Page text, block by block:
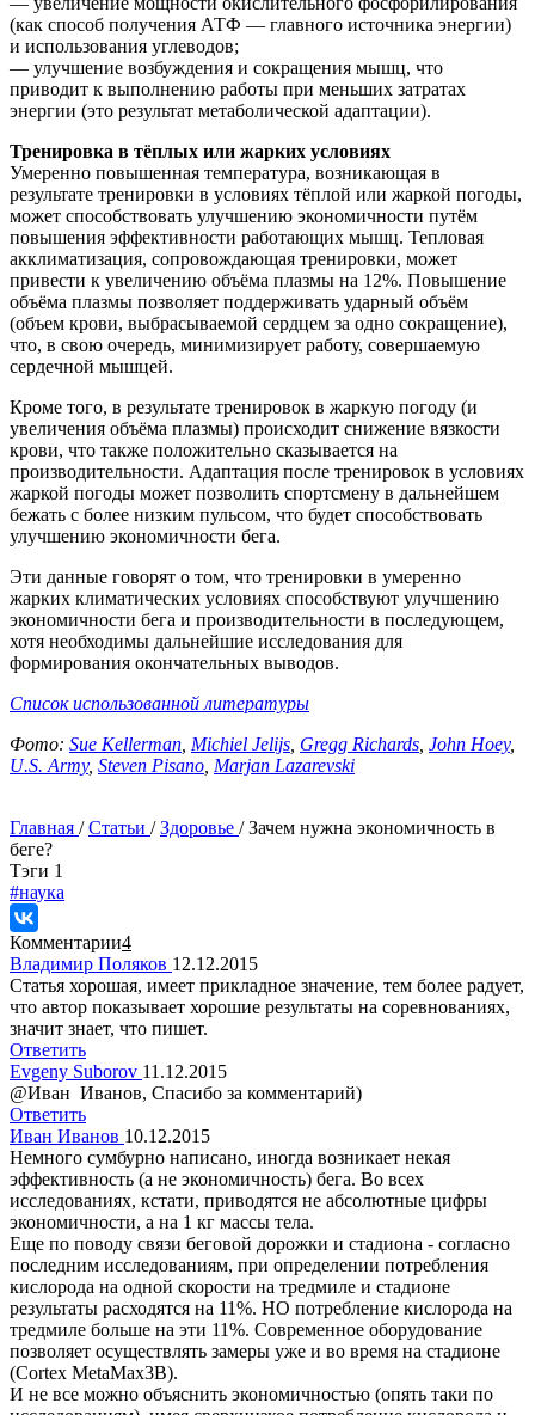
(как способ получения АТФ — главного источника энергии)
и использования углеводов;
— улучшение возбуждения и сокращения мышц, что
приводит к выполнению работы при меньших затратах
энергии (это результат метаболической адаптации).
Тренировка в тёплых или жарких условиях
Умеренно повышенная температура, возникающая в
результате тренировки в условиях тёплой или жаркой погоды,
может способствовать улучшению экономичности путём
повышения эффективности работающих мышц. Тепловая
акклиматизация, сопровождающая тренировки, может
привести к увеличению объёма плазмы на 12%. Повышение
объёма плазмы позволяет поддерживать ударный объём
(объем крови, выбрасываемой сердцем за одно сокращение),
что, в свою очередь, минимизирует работу, совершаемую
сердечной мышцей.
Кроме того, в результате тренировок в жаркую погоду (и
увеличения объёма плазмы) происходит снижение вязкости
крови, что также положительно сказывается на
производительности. Адаптация после тренировок в условиях
жаркой погоды может позволить спортсмену в дальнейшем
бежать с более низким пульсом, что будет способствовать
улучшению экономичности бега.
Эти данные говорят о том, что тренировки в умеренно
жарких климатических условиях способствуют улучшению
экономичности бега и производительности в последующем,
хотя необходимы дальнейшие исследования для
формирования окончательных выводов.
Список использованной литературы
Фото: Sue Kellerman Michiel Jelijs Gregg Richards John Hoey,
U.S. Army, Steven Pisano Marjan Lazarevski
Главная /Статьи /Здоровье /Зачем нужна экономичность в
беге?
Tэги 1
#наука
Комментарии4
Владимир Поляков 12.12.2015
Статья хорошая, имеет прикладное значение, тем более радует,
что автор показывает хорошие результаты на соревнованиях,
значит знает, что пишет.
Ответить
Evgeny Suborov 11.12.2015
@Иван Иванов, Спасибо за комментарий)
Ответить
Иван Иванов 10.12.2015
Немного сумбурно написано, иногда возникает некая
эффективность (а не экономичность) бега. Во всех
исследованиях, кстати, приводятся не абсолютные цифры
экономичности, а на 1 кг массы тела.
Еще по поводу связи беговой дорожки и стадиона - согласно
последним исследованиям, при определении потребления
кислорода на одной скорости на тредмиле и стадионе
результаты расходятся на 11%. НО потребление кислорода на
тредмиле больше на эти 11%. Современное оборудование
позволяет осуществлять замеры уже и во время на стадионе
(Cortex MetaMax3B).
И не все можно объяснить экономичностью (опять таки по